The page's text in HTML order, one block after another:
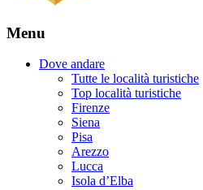
Menu
Dove andare
Tutte le località turistiche
Top località turistiche
Firenze
Siena
Pisa
Arezzo
Lucca
Isola d’Elba